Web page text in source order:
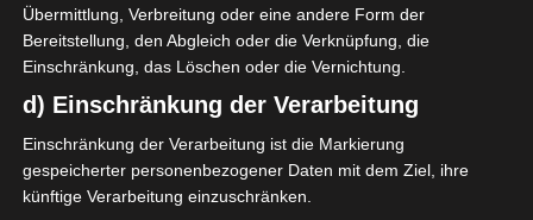
Die nächsten Begegnungen
SPIELTAG 1
22 Aug. 2026
PS Sakiet Eddaïer
-
JS Omrane
22 Aug. 2026
Übermittlung, Verbreitung oder eine andere Form der
Bereitstellung, den Abgleich oder die Verknüpfung, die
Einschränkung, das Löschen oder die Vernichtung.
d) Einschränkung der Verarbeitung
Einschränkung der Verarbeitung ist die Markierung
gespeicherter personenbezogener Daten mit dem Ziel, ihre
künftige Verarbeitung einzuschränken.